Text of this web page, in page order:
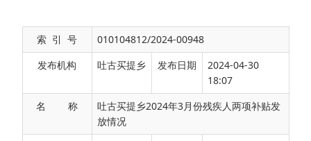
索 引 号
010104812/2024-00948
发布机构
吐古买提乡 发布日期
2024-04-30
18:07
名 称
吐古买提乡2024年3月份残疾人两项补贴发
放情况